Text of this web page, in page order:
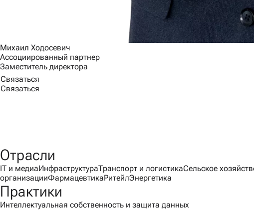
Михаил Ходосевич
Ассоциированный партнер
Заместитель директора
Связаться
Связаться
Отрасли
IT и медиаИнфраструктураТранспорт и логистикаСельское
организацииФармацевтикаРитейлЭнергетика
Практики
Интеллектуальная собственность и защита данных